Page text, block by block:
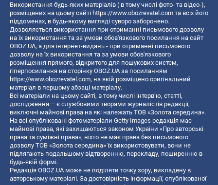
Використання будь-яких матеріалів ( в тому числі фото- та відео-),
розміщених на цьому сайті https://www.obozrevatel.com та всіх його
піддоменах, в будь-якому вигляді суворо заборонено.
Дозволяється використання при отриманні письмового дозволу
на їх використання та за умови обов'язкового посилання на сайт
OBOZ.UA, а для інтернет-видань - при отриманні письмового
дозволу на їх використання та за умови обов'язкового
розміщення прямого, відкритого для пошукових систем,
гіперпосилання на сторінку OBOZ.UA за посиланням
https://www.obozrevatel.com, на якій розміщено оригінальний
матеріал в першому абзаці матеріалу.
Всі матеріали на цьому сайті, в тому числі інтерв’ю, статті,
дослідження – є службовими творами журналістів редакції,
виключні майнові права на які належать ТОВ «Золота середина».
На всі опубліковані фотоматеріали Getty Images редакція має
майнові права, які захищаються законом України «Про авторські
права та суміжні права», ніхто не має права без письмового
дозволу ТОВ «Золота середина» їх використовувати, вони не
підлягають подальшому відтворенню, перекладу, поширенню в
будь-якій формі.
Редакція OBOZ.UA може не поділяти точку зору, викладену в
авторському матеріалі. За достовірність інформації, опублікованої